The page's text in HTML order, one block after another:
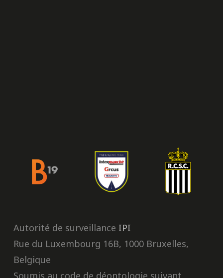
Autorité de surveillance IPI
Rue du Luxembourg 16B, 1000 Bruxelles,
Belgique
Soumis au code de déontologie suivant